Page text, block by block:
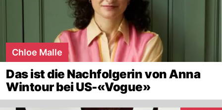
Chloe Malle
Das ist die Nachfolgerin von Anna
Wintour bei US-«Vogue»